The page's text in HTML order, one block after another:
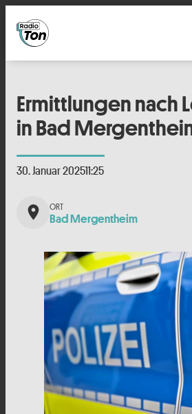
Ermittlungen nach
in Bad
30. Januar 202511:25
place Bad Mergentheim